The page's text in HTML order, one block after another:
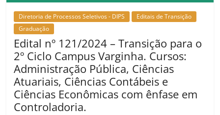
Diretoria de Processos Seletivos - DIPS
Editais de Transição
Graduação
Edital nº 121/2024 – Transição para o
2º Ciclo Campus Varginha. Cursos:
Administração Pública, Ciências
Atuariais, Ciências Contábeis e
Ciências Econômicas com ênfase em
Controladoria.